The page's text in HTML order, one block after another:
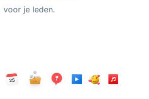
voor je leden.